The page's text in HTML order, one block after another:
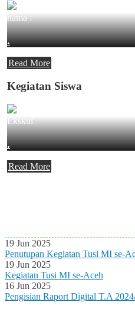
nama :
.
Read More
Kegiatan Siswa
Ekskul
.
Read More
19 Jun 2025
Penutupan Kegiatan Tusi MI se-
19 Jun 2025
Kegiatan Tusi MI se-Aceh
16 Jun 2025
Pengisian Raport Digital T.A